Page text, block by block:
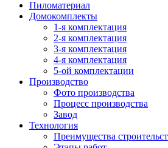
Пиломатериал
Домокомплекты
1-я комплектация
2-я комплектация
3-я комплектация
4-я комплектация
5-ой комплектации
Производство
Фото производства
Процесс производства
Завод
Технология
Преимущества